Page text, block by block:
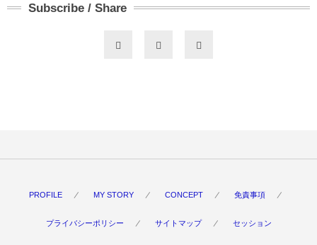
Subscribe / Share
PROFILE MY STORY CONCEPT 免責事項
プライバシーポリシー サイトマップ セッション